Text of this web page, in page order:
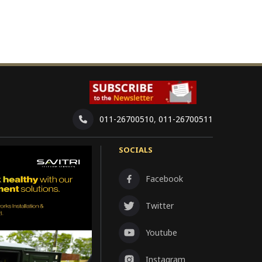
011-26700510, 011-26700511
SOCIALS
Facebook
Twitter
Youtube
Instagram